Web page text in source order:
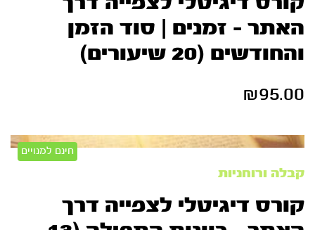
האתר – זמנים | סוד הזמן
והחודשים (20 שיעורים)
₪95.00
חינם למנויים
קבלה ורוחניות
קורס דיגיטלי לצפייה דרך